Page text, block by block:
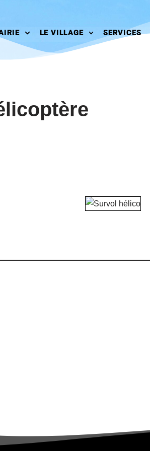
LE VILLAGE SERVICES